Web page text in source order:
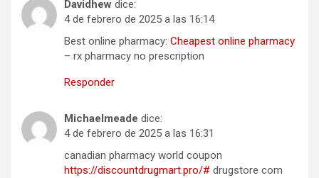
Davidhew dice:
4 de febrero de 2025 a las 16:14
Best online pharmacy: Cheapest online pharmacy
– rx pharmacy no prescription
Responder
Michaelmeade dice:
4 de febrero de 2025 a las 16:31
canadian pharmacy world coupon
https://discountdrugmart.pro/# drugstore com